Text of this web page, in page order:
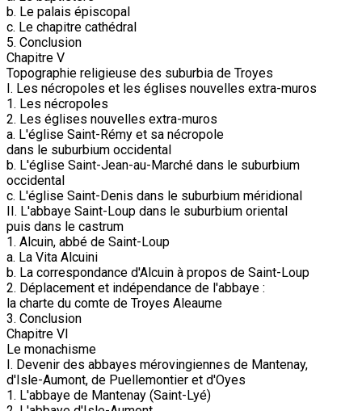
b. Le palais épiscopal
c. Le chapitre cathédral
5. Conclusion
Chapitre V
Topographie religieuse des suburbia de Troyes
I. Les nécropoles et les églises nouvelles extra-muros
1. Les nécropoles
2. Les églises nouvelles extra-muros
a. L'église Saint-Rémy et sa nécropole
dans le suburbium occidental
b. L'église Saint-Jean-au-Marché dans le suburbium
occidental
c. L'église Saint-Denis dans le suburbium méridional
II. L'abbaye Saint-Loup dans le suburbium oriental
puis dans le castrum
1. Alcuin, abbé de Saint-Loup
a. La Vita Alcuini
b. La correspondance d'Alcuin à propos de Saint-Loup
2. Déplacement et indépendance de l'abbaye :
la charte du comte de Troyes Aleaume
3. Conclusion
Chapitre VI
Le monachisme
I. Devenir des abbayes mérovingiennes de Mantenay,
d'Isle-Aumont, de Puellemontier et d'Oyes
1. L'abbaye de Mantenay (Saint-Lyé)